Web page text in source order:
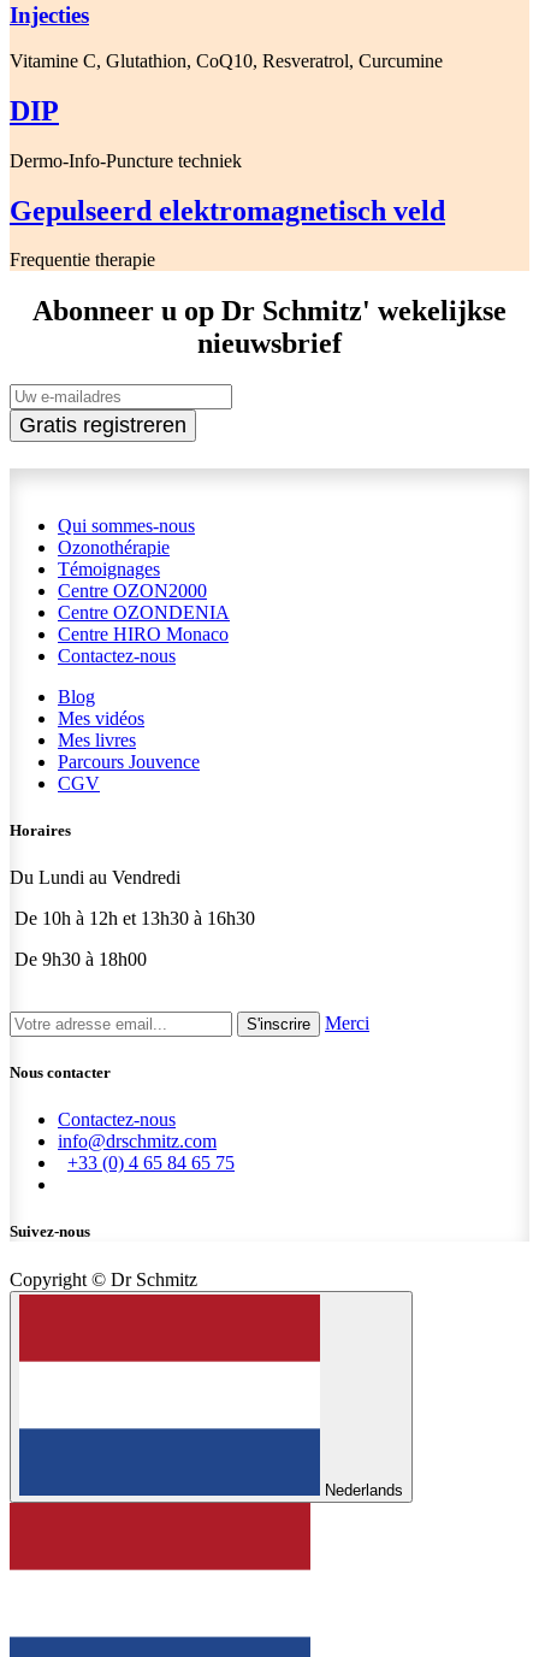
Injecties
Vitamine C, Glutathion, CoQ10, Resveratrol, Curcumine
DIP
Dermo-Info-Puncture techniek
Gepulseerd elektromagnetisch veld
Frequentie therapie
Abonneer u op Dr Schmitz' wekelijkse
nieuwsbrief
Gratis registreren
Qui sommes-nous
Ozonothérapie
Témoignages
Centre OZON2000
Centre OZONDENIA
Centre HIRO Monaco
Contactez-nous
Blog
Mes vidéos
Mes livres
Parcours Jouvence
CGV
Horaires
Du Lundi au Vendredi
De 10h à 12h et 13h30 à 16h30
De 9h30 à 18h00
S'inscrire Merci
Nous contacter
Contactez-nous
info@drschmitz.com
+33 (0) 4 65 84 65 75
Suivez-nous
Copyright © Dr Schmitz
Nederlands